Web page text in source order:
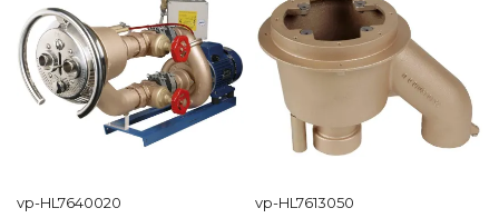
vp-HL7640020 vp-HL7613050